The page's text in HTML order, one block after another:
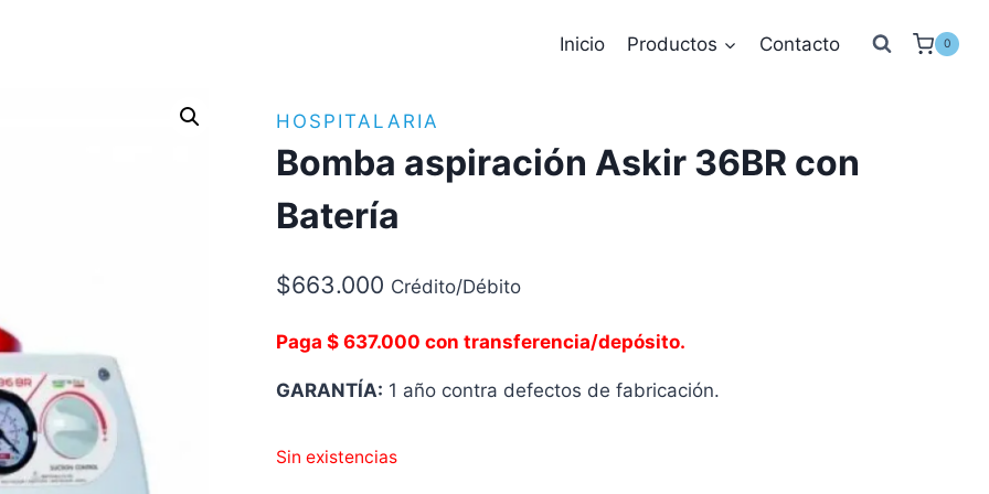
Inicio Productos Contacto 0
HOSPITALARIA
Bomba aspiración Askir 36BR con
Batería
$663.000 Crédito/Débito
Paga $ 637.000 con transferencia/depósito.
GARANTÍA: 1 año contra defectos de fabricación.
Sin existencias